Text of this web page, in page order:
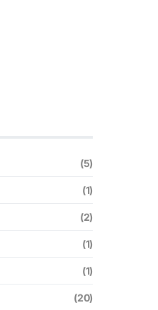
(5)
(1)
(2)
(1)
(1)
(20)